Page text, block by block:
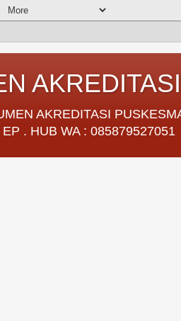
AKREDITASI
. HUB WA : 085879527051